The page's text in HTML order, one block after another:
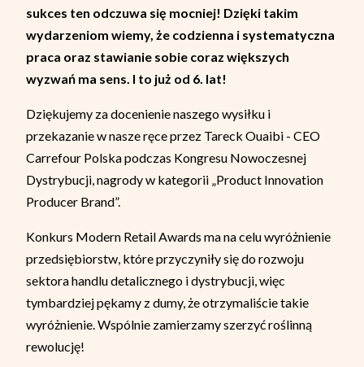
sukces ten odczuwa się mocniej! Dzięki takim
wydarzeniom wiemy, że codzienna i systematyczna
praca oraz stawianie sobie coraz większych
wyzwań ma sens. I to już od 6. lat!
Dziękujemy za docenienie naszego wysiłku i
przekazanie w nasze ręce przez Tareck Ouaibi - CEO
Carrefour Polska podczas Kongresu Nowoczesnej
Dystrybucji, nagrody w kategorii „Product Innovation
Producer Brand”.
Konkurs Modern Retail Awards ma na celu wyróżnienie
przedsiębiorstw, które przyczyniły się do rozwoju
sektora handlu detalicznego i dystrybucji, więc
tymbardziej pękamy z dumy, że otrzymaliście takie
wyróżnienie. Wspólnie zamierzamy szerzyć roślinną
rewolucję!